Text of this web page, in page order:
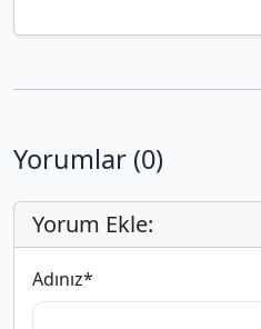
Yorumlar (0)
Yorum Ekle:
Adınız*